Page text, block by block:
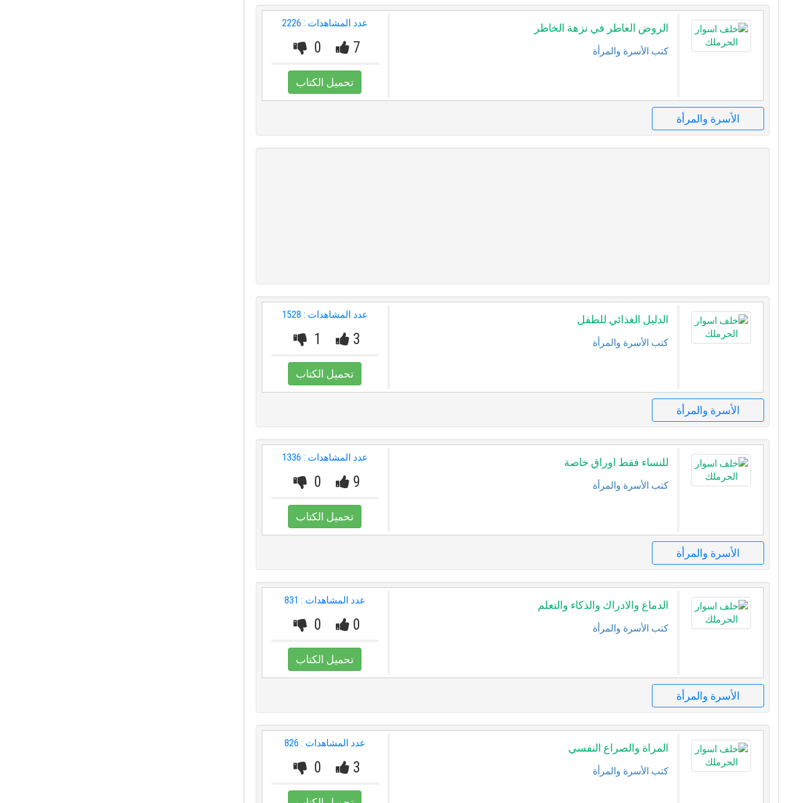
الروض العاطر في نزهة الخاطر
كتب الأسرة والمرأة
عدد المشاهدات : 2226
7
0
تحميل الكتاب
الأسرة والمرأة
الدليل الغذائي للطفل
كتب الأسرة والمرأة
عدد المشاهدات : 1528
3
1
تحميل الكتاب
الأسرة والمرأة
للنساء فقط اوراق خاصة
كتب الأسرة والمرأة
عدد المشاهدات : 1336
9
0
تحميل الكتاب
الأسرة والمرأة
الدماغ والادراك والذكاء والتعلم
كتب الأسرة والمرأة
عدد المشاهدات : 831
0
0
تحميل الكتاب
الأسرة والمرأة
المراة والصراع النفسي
كتب الأسرة والمرأة
عدد المشاهدات : 826
3
0